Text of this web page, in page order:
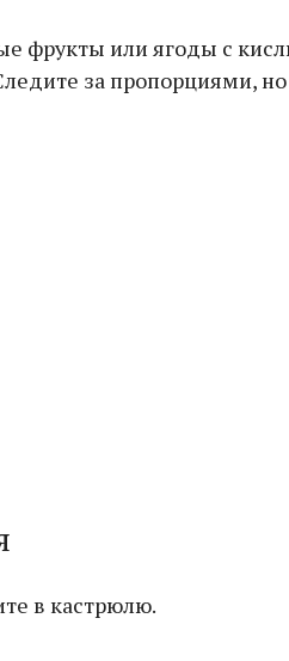
фрукты или ягоды с
за пропорциями,
в кастрюлю.